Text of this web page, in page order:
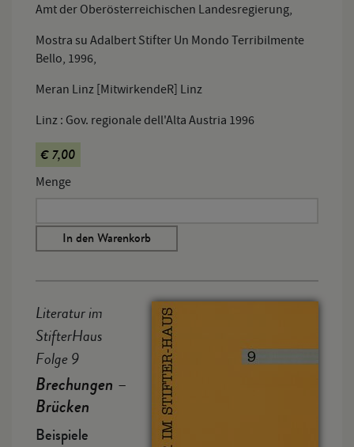
Amt der Oberösterreichischen Landesregierung,
Mostra su Adalbert Stifter Un Mondo Terribilmente
Bello, 1996,
Meran Linz [MitwirkendeR] Linz
Linz : Gov. regionale dell'Alta Austria 1996
€ 7,00
Menge
In den Warenkorb
Literatur im
StifterHaus
Folge 9
Brechungen –
Brücken
Beispiele